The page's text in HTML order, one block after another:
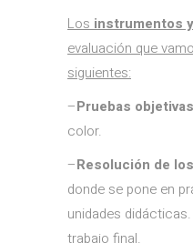
Los instrumentos
evaluación que
siguientes:
–Pruebas
color.
–Resolución de
donde se pone en
unidades
trabajo final.